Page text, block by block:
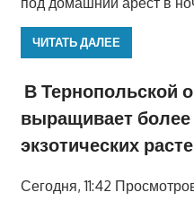
ЧИТАТЬ ДАЛЕЕ
В Тернопольской
выращивает
экзотических
Сегодня, 11:42